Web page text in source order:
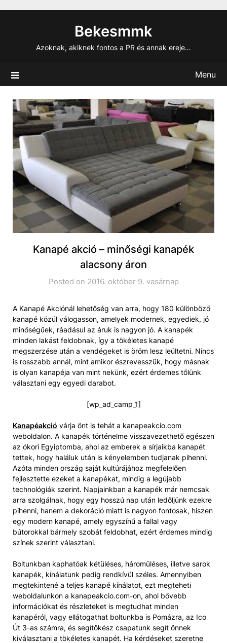
Bekesmmk
Azoknak, akiknek fontos a PR és annak ereje…
Menu
Kanapé akció – minőségi kanapék
alacsony áron
Posted on 2016. október 9. vasárnap
A Kanapé Akciónál lehetőség van arra, hogy 180 különböző
kanapé közül válogasson, amelyek modernek, egyediek, jó
minőségűek, ráadásul az áruk is nagyon jó. A kanapék
minden lakást feldobnak, így a tökéletes kanapé
megszerzése után a vendégeket is öröm lesz leültetni. Nincs
is rosszabb annál, mint amikor észrevesszük, hogy másnak
is olyan kanapéja van mint nekünk, ezért érdemes tőlünk
választani egy egyedi darabot.
[wp_ad_camp_1]
Kanapéakció várja önt is tehát a kanapeakcio.com
weboldalon. A kanapék történelme visszavezethető egészen
az ókori Egyiptomba, ahol az emberek a sírjaikba kanapét
tettek, hogy haláluk után is kényelemben tudjanak pihenni.
Azóta minden ország saját kultúrájához megfelelően
fejlesztette ezeket a kanapékat, mindig a legújabb
technológiák szerint. Napjainkban a kanapék már nemcsak
arra szolgálnak, hogy egy hosszú nap után ledőljünk ezekre
pihenni, hanem a dekoráció miatt is nagyon fontosak, hiszen
egy modern kanapé, amely egyszínű a fallal vagy
bútorokkal bármely szobát feldobhat, ezért érdemes mindig
színek szerint választani.
Boltunkban kaphatóak kétüléses, háromüléses, illetve sarok
kanapék, kínálatunk pedig rendkívül széles. Amennyiben
megtekintené a teljes kanapé kínálatot, ezt megteheti
weboldalunkon a kanapeakcio.com-on, ahol bővebb
információkat és részleteket is megtudhat minden
kanapéról, vagy ellátogathat boltunkba is Pomázra, az Ico
Út 3-as számra, és segítőkész csapatunk segít önnek
kiválasztani a tökéletes kanapét. Ha kérdéseket szeretne